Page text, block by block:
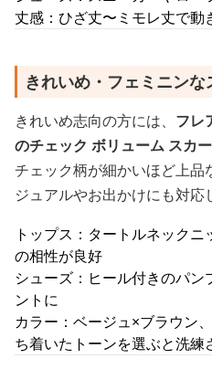
丈感：ひざ丈〜ミモレ丈で動
きれいめ・フェミニン
きれいめ志向の方には、 フレ
のチェック ボリューム スカ
チェック柄が細かいほど上品
ジュアルやお出かけにも対応
トップス：タートルネック
の相性が良好
シューズ：ヒール付きのパ
ントに
カラー：ベージュ×ブラウン
ち着いたトーンを選ぶと洗練